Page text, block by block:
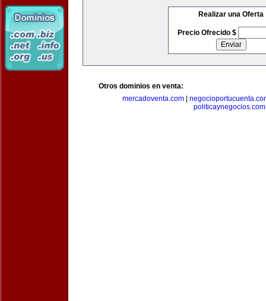
Realizar una Oferta
Precio Ofrecido $
Otros dominios en venta:
mercadoventa.com
politicaynegocios.com